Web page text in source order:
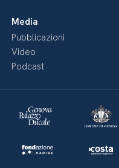
Media
Pubblicazioni
Video
Podcast